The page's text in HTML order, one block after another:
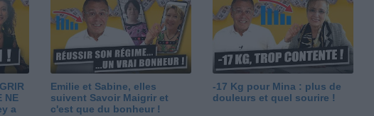
NE
a
Emilie et Sabine, elles
suivent Savoir Maigrir et
c'est que du bonheur !
-17 Kg pour Mina : plus de
douleurs et quel sourire !